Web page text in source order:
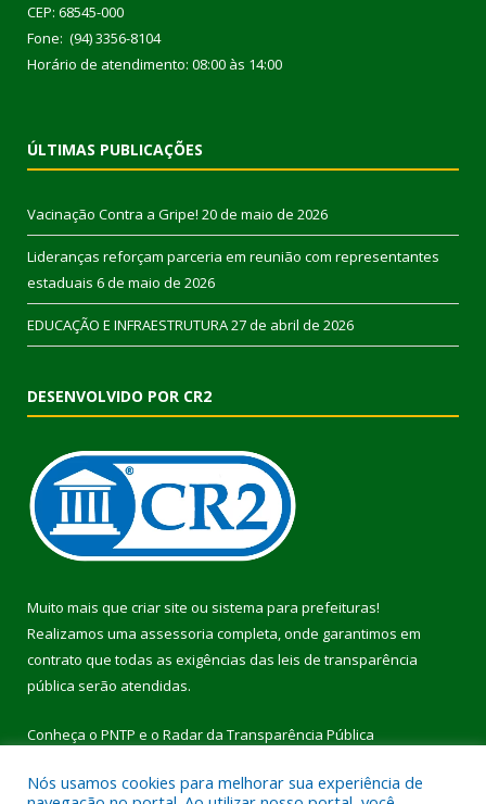
CEP: 68545-000
Fone: (94) 3356-8104
Horário de atendimento: 08:00 às 14:00
ÚLTIMAS PUBLICAÇÕES
Vacinação Contra a Gripe! 20 de maio de 2026
Lideranças reforçam parceria em reunião com representantes
estaduais 6 de maio de 2026
EDUCAÇÃO E INFRAESTRUTURA27 de abril de 2026
DESENVOLVIDO POR CR2
Muito mais que criar site ou sistema para prefeituras!
Realizamos uma assessoria completa, onde garantimos em
contrato que todas as exigências das leis de transparência
pública serão atendidas.
Conheça o PNTP e o Radar da Transparência Pública
Nós usamos cookies para melhorar sua experiência de